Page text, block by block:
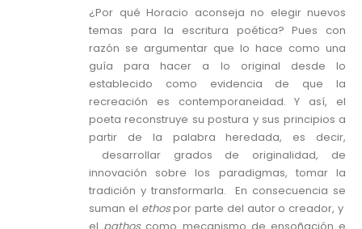
¿Por qué Horacio aconseja no elegir nuevos
temas para la escritura poética? Pues con
razón se argumentar que lo hace como una
guía para hacer a lo original desde lo
establecido como evidencia de que la
recreación es contemporaneidad. Y así, el
poeta reconstruye su postura y sus principios a
partir de la palabra heredada, es decir,
desarrollar grados de originalidad, de
innovación sobre los paradigmas, tomar la
tradición y transformarla. En consecuencia se
suman el ethospor parte del autor o creador, y